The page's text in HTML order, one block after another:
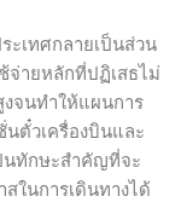
ะเทศกลายเป็นส่วน
จ่ายหลักที่ปฏิเสธไม่
งจนทำให้แผนการ
นตั๋วเครื่องบินและ
นทักษะสำคัญที่จะ
ในการเดินทางได้